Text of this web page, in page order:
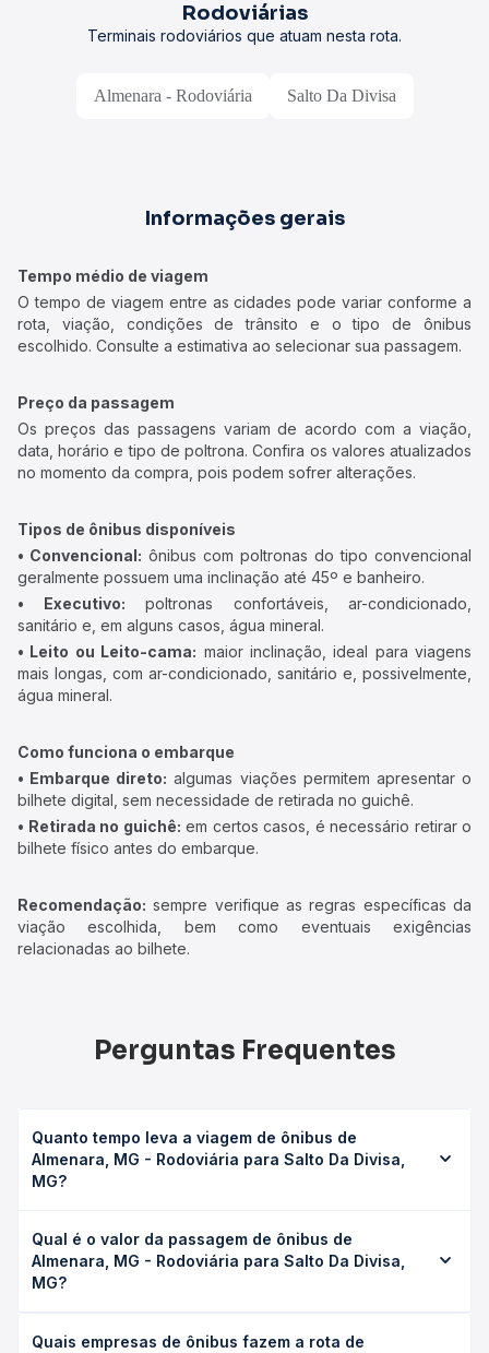
Rodoviárias
Terminais rodoviários que atuam nesta rota.
Almenara - Rodoviária Salto Da Divisa
Informações gerais
Tempo médio de viagem
O tempo de viagem entre as cidades pode variar conforme a
rota, viação, condições de trânsito e o tipo de ônibus
escolhido. Consulte a estimativa ao selecionar sua passagem.
Preço da passagem
Os preços das passagens variam de acordo com a viação,
data, horário e tipo de poltrona. Confira os valores atualizados
no momento da compra, pois podem sofrer alterações.
Tipos de ônibus disponíveis
• Convencional: ônibus com poltronas do tipo convencional
geralmente possuem uma inclinação até 45º e banheiro.
• Executivo: poltronas confortáveis, ar-condicionado,
sanitário e, em alguns casos, água mineral.
• Leito ou Leito-cama: maior inclinação, ideal para viagens
mais longas, com ar-condicionado, sanitário e, possivelmente,
água mineral.
Como funciona o embarque
• Embarque direto: algumas viações permitem apresentar o
bilhete digital, sem necessidade de retirada no guichê.
• Retirada no guichê: em certos casos, é necessário retirar o
bilhete físico antes do embarque.
Recomendação: sempre verifique as regras específicas da
viação escolhida, bem como eventuais exigências
relacionadas ao bilhete.
Perguntas Frequentes
Quanto tempo leva a viagem de ônibus de
Almenara, MG - Rodoviária para Salto Da Divisa,
MG?
Salto Da Divisa, MG leva em média 2h 35min, podendo
variar conforme a viação, o tipo de serviço (convencional,
executivo ou leito) e as condições de tráfego. Na Quero
Qual é o valor da passagem de ônibus de
Almenara, MG - Rodoviária para Salto Da Divisa,
MG?
Rodoviária para Salto Da Divisa, MG custa em média R$
Quais empresas de ônibus fazem a rota de